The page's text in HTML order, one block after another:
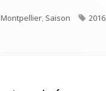
Montpellier, Saison 2016